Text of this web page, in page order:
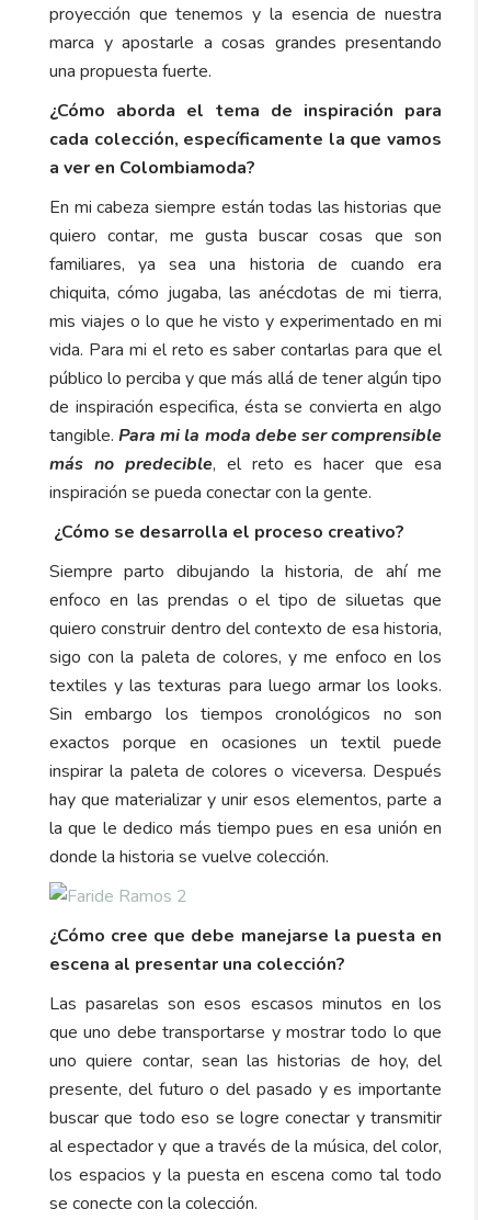
proyección que tenemos y la esencia de nuestra
marca y apostarle a cosas grandes presentando
una propuesta fuerte.
¿Cómo aborda el tema de inspiración para
cada colección, específicamente la que vamos
a ver en Colombiamoda?
En mi cabeza siempre están todas las historias que
quiero contar, me gusta buscar cosas que son
familiares, ya sea una historia de cuando era
chiquita, cómo jugaba, las anécdotas de mi tierra,
mis viajes o lo que he visto y experimentado en mi
vida. Para mi el reto es saber contarlas para que el
público lo perciba y que más allá de tener algún tipo
de inspiración especifica, ésta se convierta en algo
tangible.Para mi la moda debe ser comprensible
más no predecible, el reto es hacer que esa
inspiración se pueda conectar con la gente.
¿Cómo se desarrolla el proceso creativo?
Siempre parto dibujando la historia, de ahí me
enfoco en las prendas o el tipo de siluetas que
quiero construir dentro del contexto de esa historia,
sigo con la paleta de colores, y me enfoco en los
textiles y las texturas para luego armar los looks.
Sin embargo los tiempos cronológicos no son
exactos porque en ocasiones un textil puede
inspirar la paleta de colores o viceversa. Después
hay que materializar y unir esos elementos, parte a
la que le dedico más tiempo pues en esa unión en
donde la historia se vuelve colección.
¿Cómo cree que debe manejarse la puesta en
escena al presentar una colección?
Las pasarelas son esos escasos minutos en los
que uno debe transportarse y mostrar todo lo que
uno quiere contar, sean las historias de hoy, del
presente, del futuro o del pasado y es importante
buscar que todo eso se logre conectar y transmitir
al espectador y que a través de la música, del color,
los espacios y la puesta en escena como tal todo
se conecte con la colección.